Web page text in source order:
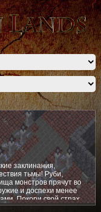
заклинания,
тьмы! Руби,
монстров прячут во
и доспехи менее
Покори свой страх,